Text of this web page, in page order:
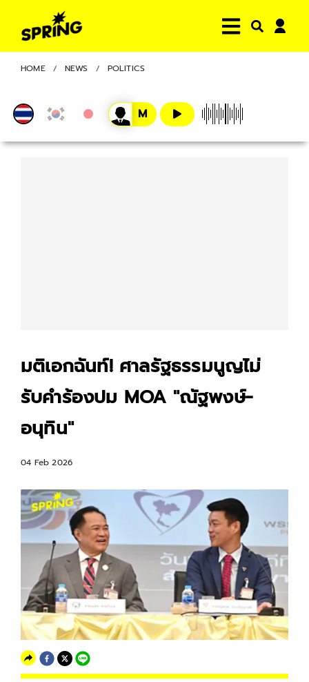
HOME NEWS POLITICS
มติเอกฉันท์! ศาลรัฐธรรมนูญไม่
รับคำร้องปม MOA "ณัฐพงษ์-
อนุทิน"
04 Feb 2026